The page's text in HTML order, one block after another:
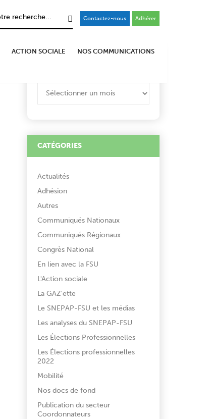
Contactez-nous Adhérer
ACTION SOCIALE NOS COMMUNICATIONS
ARCHIVES
ARCHIVES
CATÉGORIES
Actualités
Adhésion
Autres
Communiqués Nationaux
Communiqués Régionaux
Congrès National
En lien avec la FSU
L'Action sociale
La GAZ'ette
Le SNEPAP-FSU et les médias
Les analyses du SNEPAP-FSU
Les Élections Professionnelles
Les Élections professionnelles
2022
Mobilité
Nos docs de fond
Publication du secteur
Coordonnateurs